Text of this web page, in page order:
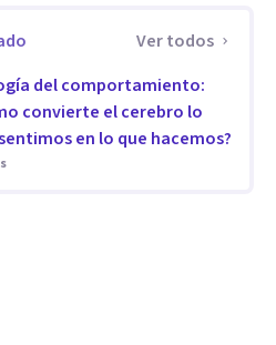
mediante talleres de
inteligencia
comunicación no
todas las terapias que he
Ver todos
del comportamiento:
convierte el cerebro lo
en lo que hacemos?